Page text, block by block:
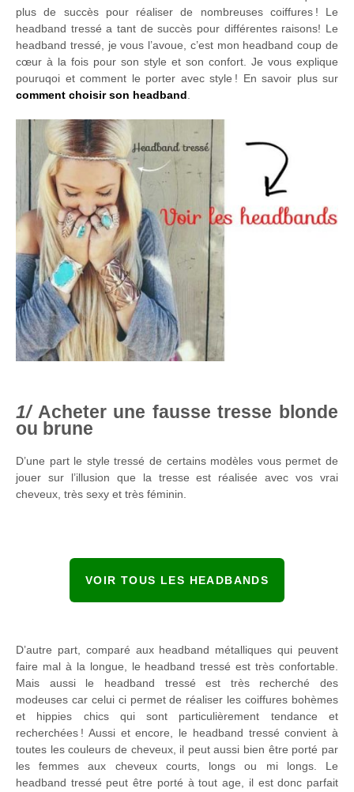
plus de succès pour réaliser de nombreuses coiffures ! Le
headband tressé a tant de succès pour différentes raisons! Le
headband tressé, je vous l’avoue, c’est mon headband coup de
cœur à la fois pour son style et son confort. Je vous explique
pouruqoi et comment le porter avec style ! En savoir plus sur
comment choisir son headband
Acheter une fausse tresse blonde
ou brune
D’une part le style tressé de certains modèles vous permet de
jouer sur l’illusion que la tresse est réalisée avec vos vrai
cheveux, très sexy et très féminin.
VOIR TOUS LES HEADBANDS
D’autre part, comparé aux headband métalliques qui peuvent
faire mal à la longue, le headband tressé est très confortable.
Mais aussi le headband tressé est très recherché des
modeuses car celui ci permet de réaliser les coiffures bohèmes
et hippies chics qui sont particulièrement tendance et
recherchées ! Aussi et encore, le headband tressé convient à
toutes les couleurs de cheveux, il peut aussi bien être porté par
les femmes aux cheveux courts, longs ou mi longs. Le
headband tressé peut être porté à tout age, il est donc parfait